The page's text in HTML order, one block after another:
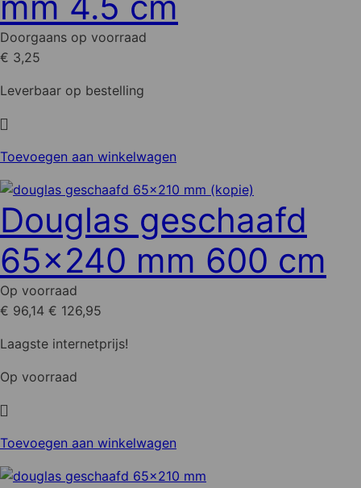
worden
op
de
Doorgaans op voorraad
€ 3,25
Leverbaar op bestelling
Toevoegen aan winkelwagen
Douglas geschaafd
65x240 mm 600 cm
Op voorraad
€ 96,14 € 126,95
Laagste internetprijs!
Op voorraad
Toevoegen aan winkelwagen